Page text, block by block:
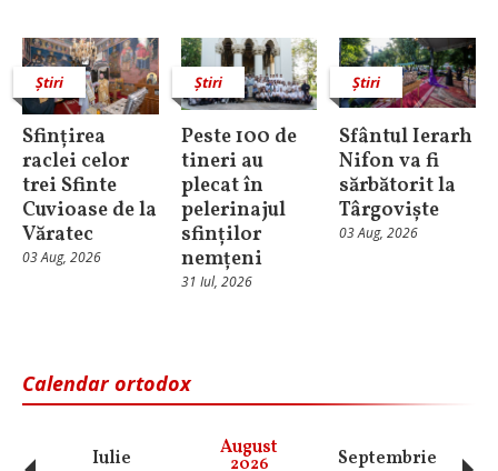
Știri
Sfințirea
raclei celor
trei Sfinte
Cuvioase de la
Văratec
03 Aug, 2026
Știri
Peste 100 de
tineri au
plecat în
pelerinajul
sfinților
nemțeni
31 Iul, 2026
Știri
Sfântul Ierarh
Nifon va fi
sărbătorit la
Târgoviște
03 Aug, 2026
Calendar ortodox
Iulie August
2026 Septembrie